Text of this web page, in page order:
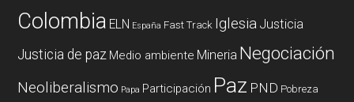
Colombia ELN España Fast Track Iglesia Justicia
Justicia de paz Medio ambiente Mineria Negociación
Neoliberalismo Papa Participación Paz PND Pobreza